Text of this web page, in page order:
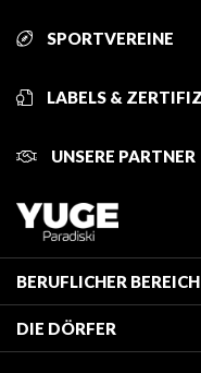
SPORTVEREINE
LABELS &
UNSERE PARTNER
BERUFLICHER BEREICH
Mitglied des
Klassifizierung von Möbeln
DIE DÖRFER